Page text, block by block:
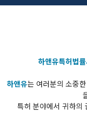
하앤유특허법
하앤유는 여러분의 소중
특허 분야에서 귀하의